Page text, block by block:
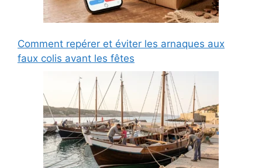
Comment repérer et éviter les arnaques aux
faux colis avant les fêtes